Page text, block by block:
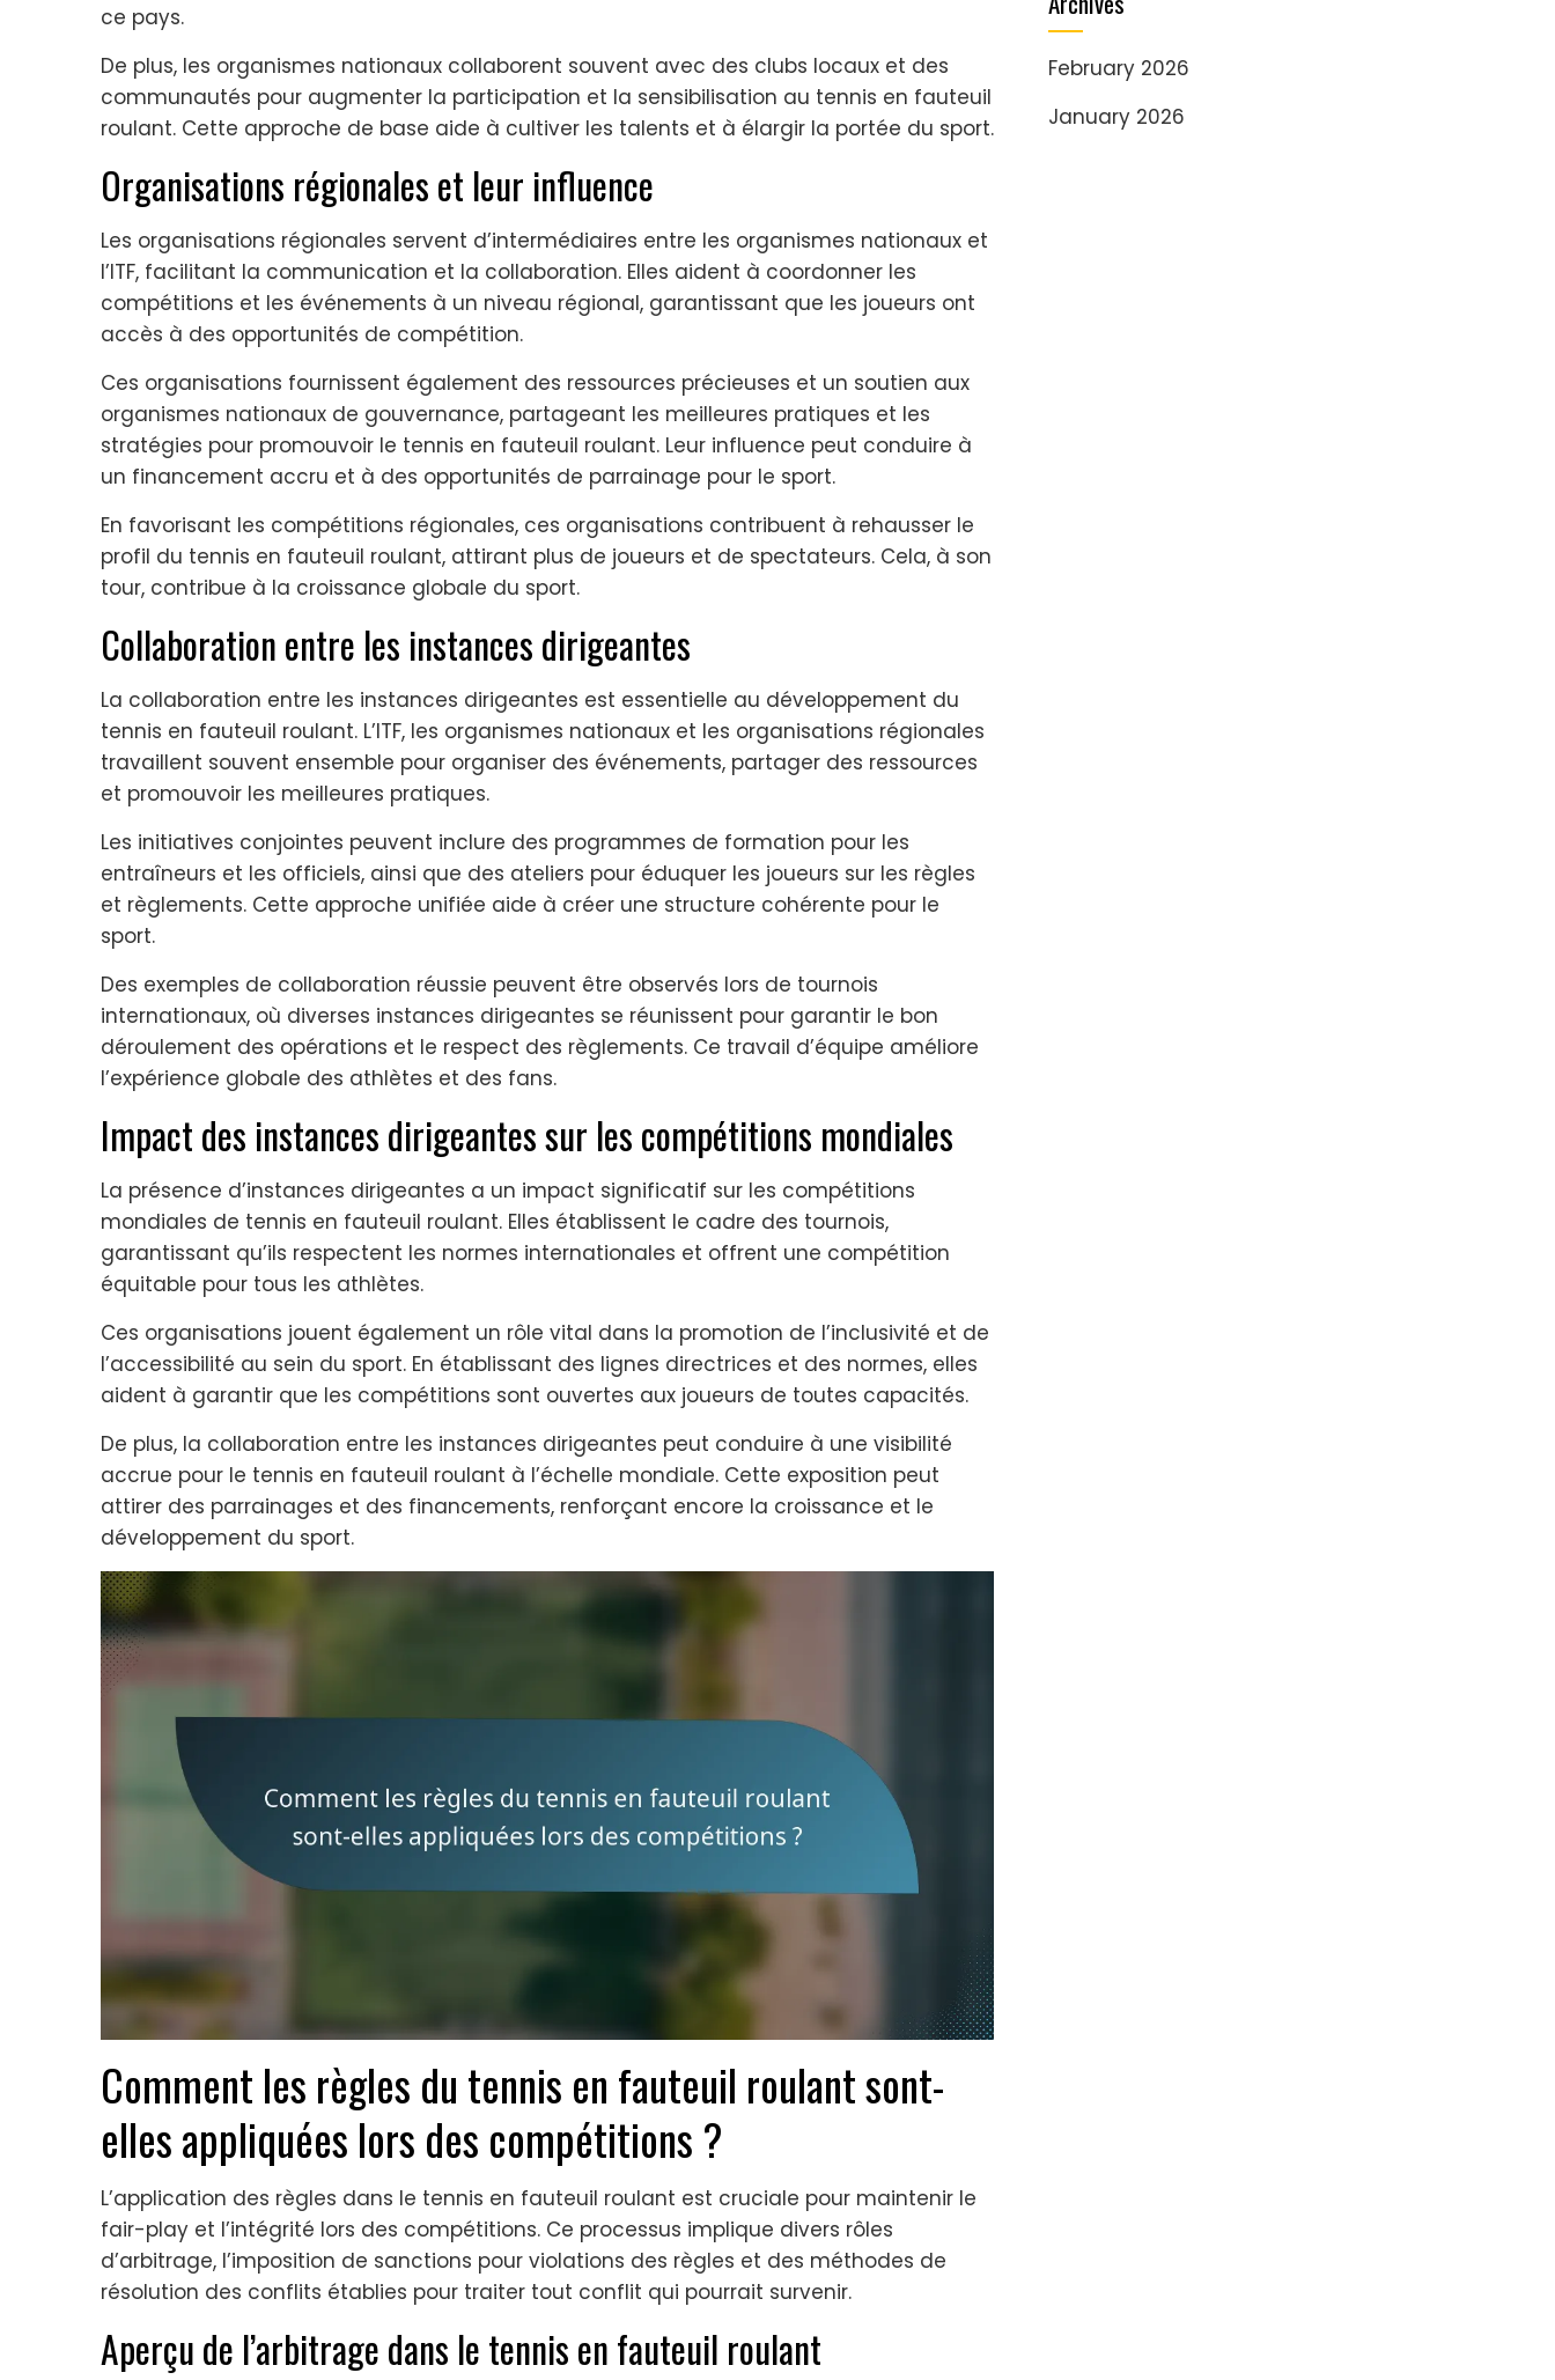
ce pays.
De plus, les organismes nationaux collaborent souvent avec des clubs locaux et des
communautés pour augmenter la participation et la sensibilisation au tennis en fauteuil
roulant. Cette approche de base aide à cultiver les talents et à élargir la portée du sport.
Organisations régionales et leur influence
Les organisations régionales servent d’intermédiaires entre les organismes nationaux et
l’ITF, facilitant la communication et la collaboration. Elles aident à coordonner les
compétitions et les événements à un niveau régional, garantissant que les joueurs ont
accès à des opportunités de compétition.
Ces organisations fournissent également des ressources précieuses et un soutien aux
organismes nationaux de gouvernance, partageant les meilleures pratiques et les
stratégies pour promouvoir le tennis en fauteuil roulant. Leur influence peut conduire à
un financement accru et à des opportunités de parrainage pour le sport.
En favorisant les compétitions régionales, ces organisations contribuent à rehausser le
profil du tennis en fauteuil roulant, attirant plus de joueurs et de spectateurs. Cela, à son
tour, contribue à la croissance globale du sport.
Collaboration entre les instances dirigeantes
La collaboration entre les instances dirigeantes est essentielle au développement du
tennis en fauteuil roulant. L’ITF, les organismes nationaux et les organisations régionales
travaillent souvent ensemble pour organiser des événements, partager des ressources
et promouvoir les meilleures pratiques.
Les initiatives conjointes peuvent inclure des programmes de formation pour les
entraîneurs et les officiels, ainsi que des ateliers pour éduquer les joueurs sur les règles
et règlements. Cette approche unifiée aide à créer une structure cohérente pour le
sport.
Des exemples de collaboration réussie peuvent être observés lors de tournois
internationaux, où diverses instances dirigeantes se réunissent pour garantir le bon
déroulement des opérations et le respect des règlements. Ce travail d’équipe améliore
l’expérience globale des athlètes et des fans.
Impact des instances dirigeantes sur les compétitions mondiales
La présence d’instances dirigeantes a un impact significatif sur les compétitions
mondiales de tennis en fauteuil roulant. Elles établissent le cadre des tournois,
garantissant qu’ils respectent les normes internationales et offrent une compétition
équitable pour tous les athlètes.
Ces organisations jouent également un rôle vital dans la promotion de l’inclusivité et de
l’accessibilité au sein du sport. En établissant des lignes directrices et des normes, elles
aident à garantir que les compétitions sont ouvertes aux joueurs de toutes capacités.
De plus, la collaboration entre les instances dirigeantes peut conduire à une visibilité
accrue pour le tennis en fauteuil roulant à l’échelle mondiale. Cette exposition peut
attirer des parrainages et des financements, renforçant encore la croissance et le
développement du sport.
Comment les règles du tennis en fauteuil roulant sont-
elles appliquées lors des compétitions ?
L’application des règles dans le tennis en fauteuil roulant est cruciale pour maintenir le
fair-play et l’intégrité lors des compétitions. Ce processus implique divers rôles
d’arbitrage, l’imposition de sanctions pour violations des règles et des méthodes de
résolution des conflits établies pour traiter tout conflit qui pourrait survenir.
Aperçu de l’arbitrage dans le tennis en fauteuil roulant
February 2026
January 2026